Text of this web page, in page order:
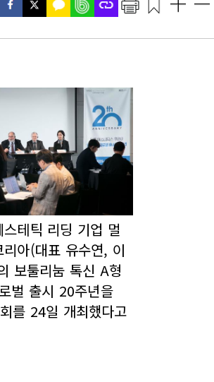
테틱 리딩 기업 멀
아(대표 유수연, 이
보툴리눔 톡신 A형
벌 출시 20주년을
를 24일 개최했다고